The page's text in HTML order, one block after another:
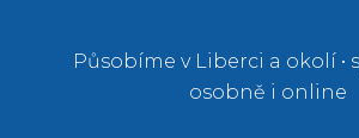
Působíme v Liberci a okolí •
osobně i online